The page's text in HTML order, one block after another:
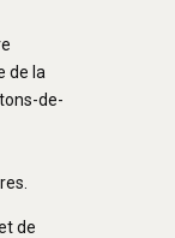
de la
de-
de